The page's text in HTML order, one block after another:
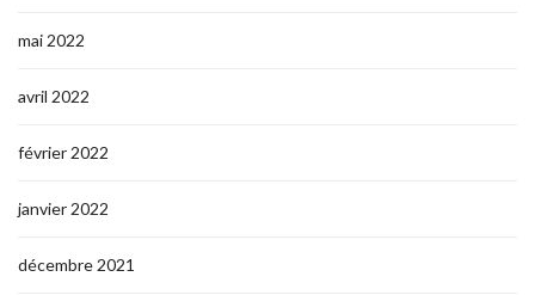
mai 2022
avril 2022
février 2022
janvier 2022
décembre 2021